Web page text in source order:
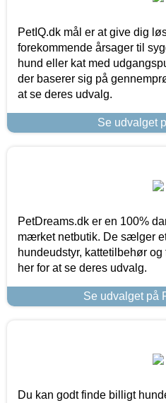
PetIQ.dk mål er at give dig
forekommende årsager til
hund eller kat med
der baserer sig på
at se deres udvalg.
Se udvalget
PetDreams.dk er en 100%
mærket netbutik. De sælger
hundeudstyr, kattetilbehør
her for at se deres udvalg.
Se udvalget på
Du kan godt finde billigt